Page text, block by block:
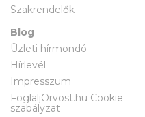
Szakrendelők
Blog
Üzleti hírmondó
Hírlevél
Impresszum
FoglaljOrvost.hu Cookie
szabályzat